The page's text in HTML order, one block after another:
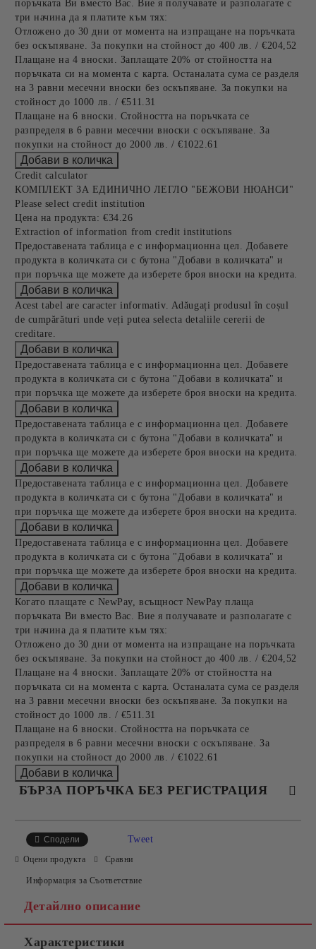
поръчката Ви вместо Вас. Вие я получавате и разполагате с
три начина да я платите към тях:
Отложено до 30 дни от момента на изпращане на поръчката
без оскъпяване. За покупки на стойност до 400 лв. / €204,52
Плащане на 4 вноски. Заплащате 20% от стойността на
поръчката си на момента с карта. Останалата сума се разделя
на 3 равни месечни вноски без оскъпяване. За покупки на
стойност до 1000 лв. / €511.31
Плащане на 6 вноски. Стойността на поръчката се
разпределя в 6 равни месечни вноски с оскъпяване. За
покупки на стойност до 2000 лв. / €1022.61
Credit calculator
КОМПЛЕКТ ЗА ЕДИНИЧНО ЛЕГЛО "БЕЖОВИ НЮАНСИ"
Please select credit institution
Цена на продукта: €34.26
Extraction of information from credit institutions
Предоставената таблица е с информационна цел. Добавете
продукта в количката си с бутона "Добави в количката" и
при поръчка ще можете да изберете броя вноски на кредита.
Acest tabel are caracter informativ. Adăugați produsul în coșul
de cumpărături unde veți putea selecta detaliile cererii de
creditare.
Предоставената таблица е с информационна цел. Добавете
продукта в количката си с бутона "Добави в количката" и
при поръчка ще можете да изберете броя вноски на кредита.
Предоставената таблица е с информационна цел. Добавете
продукта в количката си с бутона "Добави в количката" и
при поръчка ще можете да изберете броя вноски на кредита.
Предоставената таблица е с информационна цел. Добавете
продукта в количката си с бутона "Добави в количката" и
при поръчка ще можете да изберете броя вноски на кредита.
Предоставената таблица е с информационна цел. Добавете
продукта в количката си с бутона "Добави в количката" и
при поръчка ще можете да изберете броя вноски на кредита.
Когато плащате с NewPay, всъщност NewPay плаща
поръчката Ви вместо Вас. Вие я получавате и разполагате с
три начина да я платите към тях:
Отложено до 30 дни от момента на изпращане на поръчката
без оскъпяване. За покупки на стойност до 400 лв. / €204,52
Плащане на 4 вноски. Заплащате 20% от стойността на
поръчката си на момента с карта. Останалата сума се разделя
на 3 равни месечни вноски без оскъпяване. За покупки на
стойност до 1000 лв. / €511.31
Плащане на 6 вноски. Стойността на поръчката се
разпределя в 6 равни месечни вноски с оскъпяване. За
покупки на стойност до 2000 лв. / €1022.61
БЪРЗА ПОРЪЧКА БЕЗ РЕГИСТРАЦИЯ
Сподели Tweet
Оцени продукта Сравни
Информация за Съответствие
Детайлно описание
Характеристики